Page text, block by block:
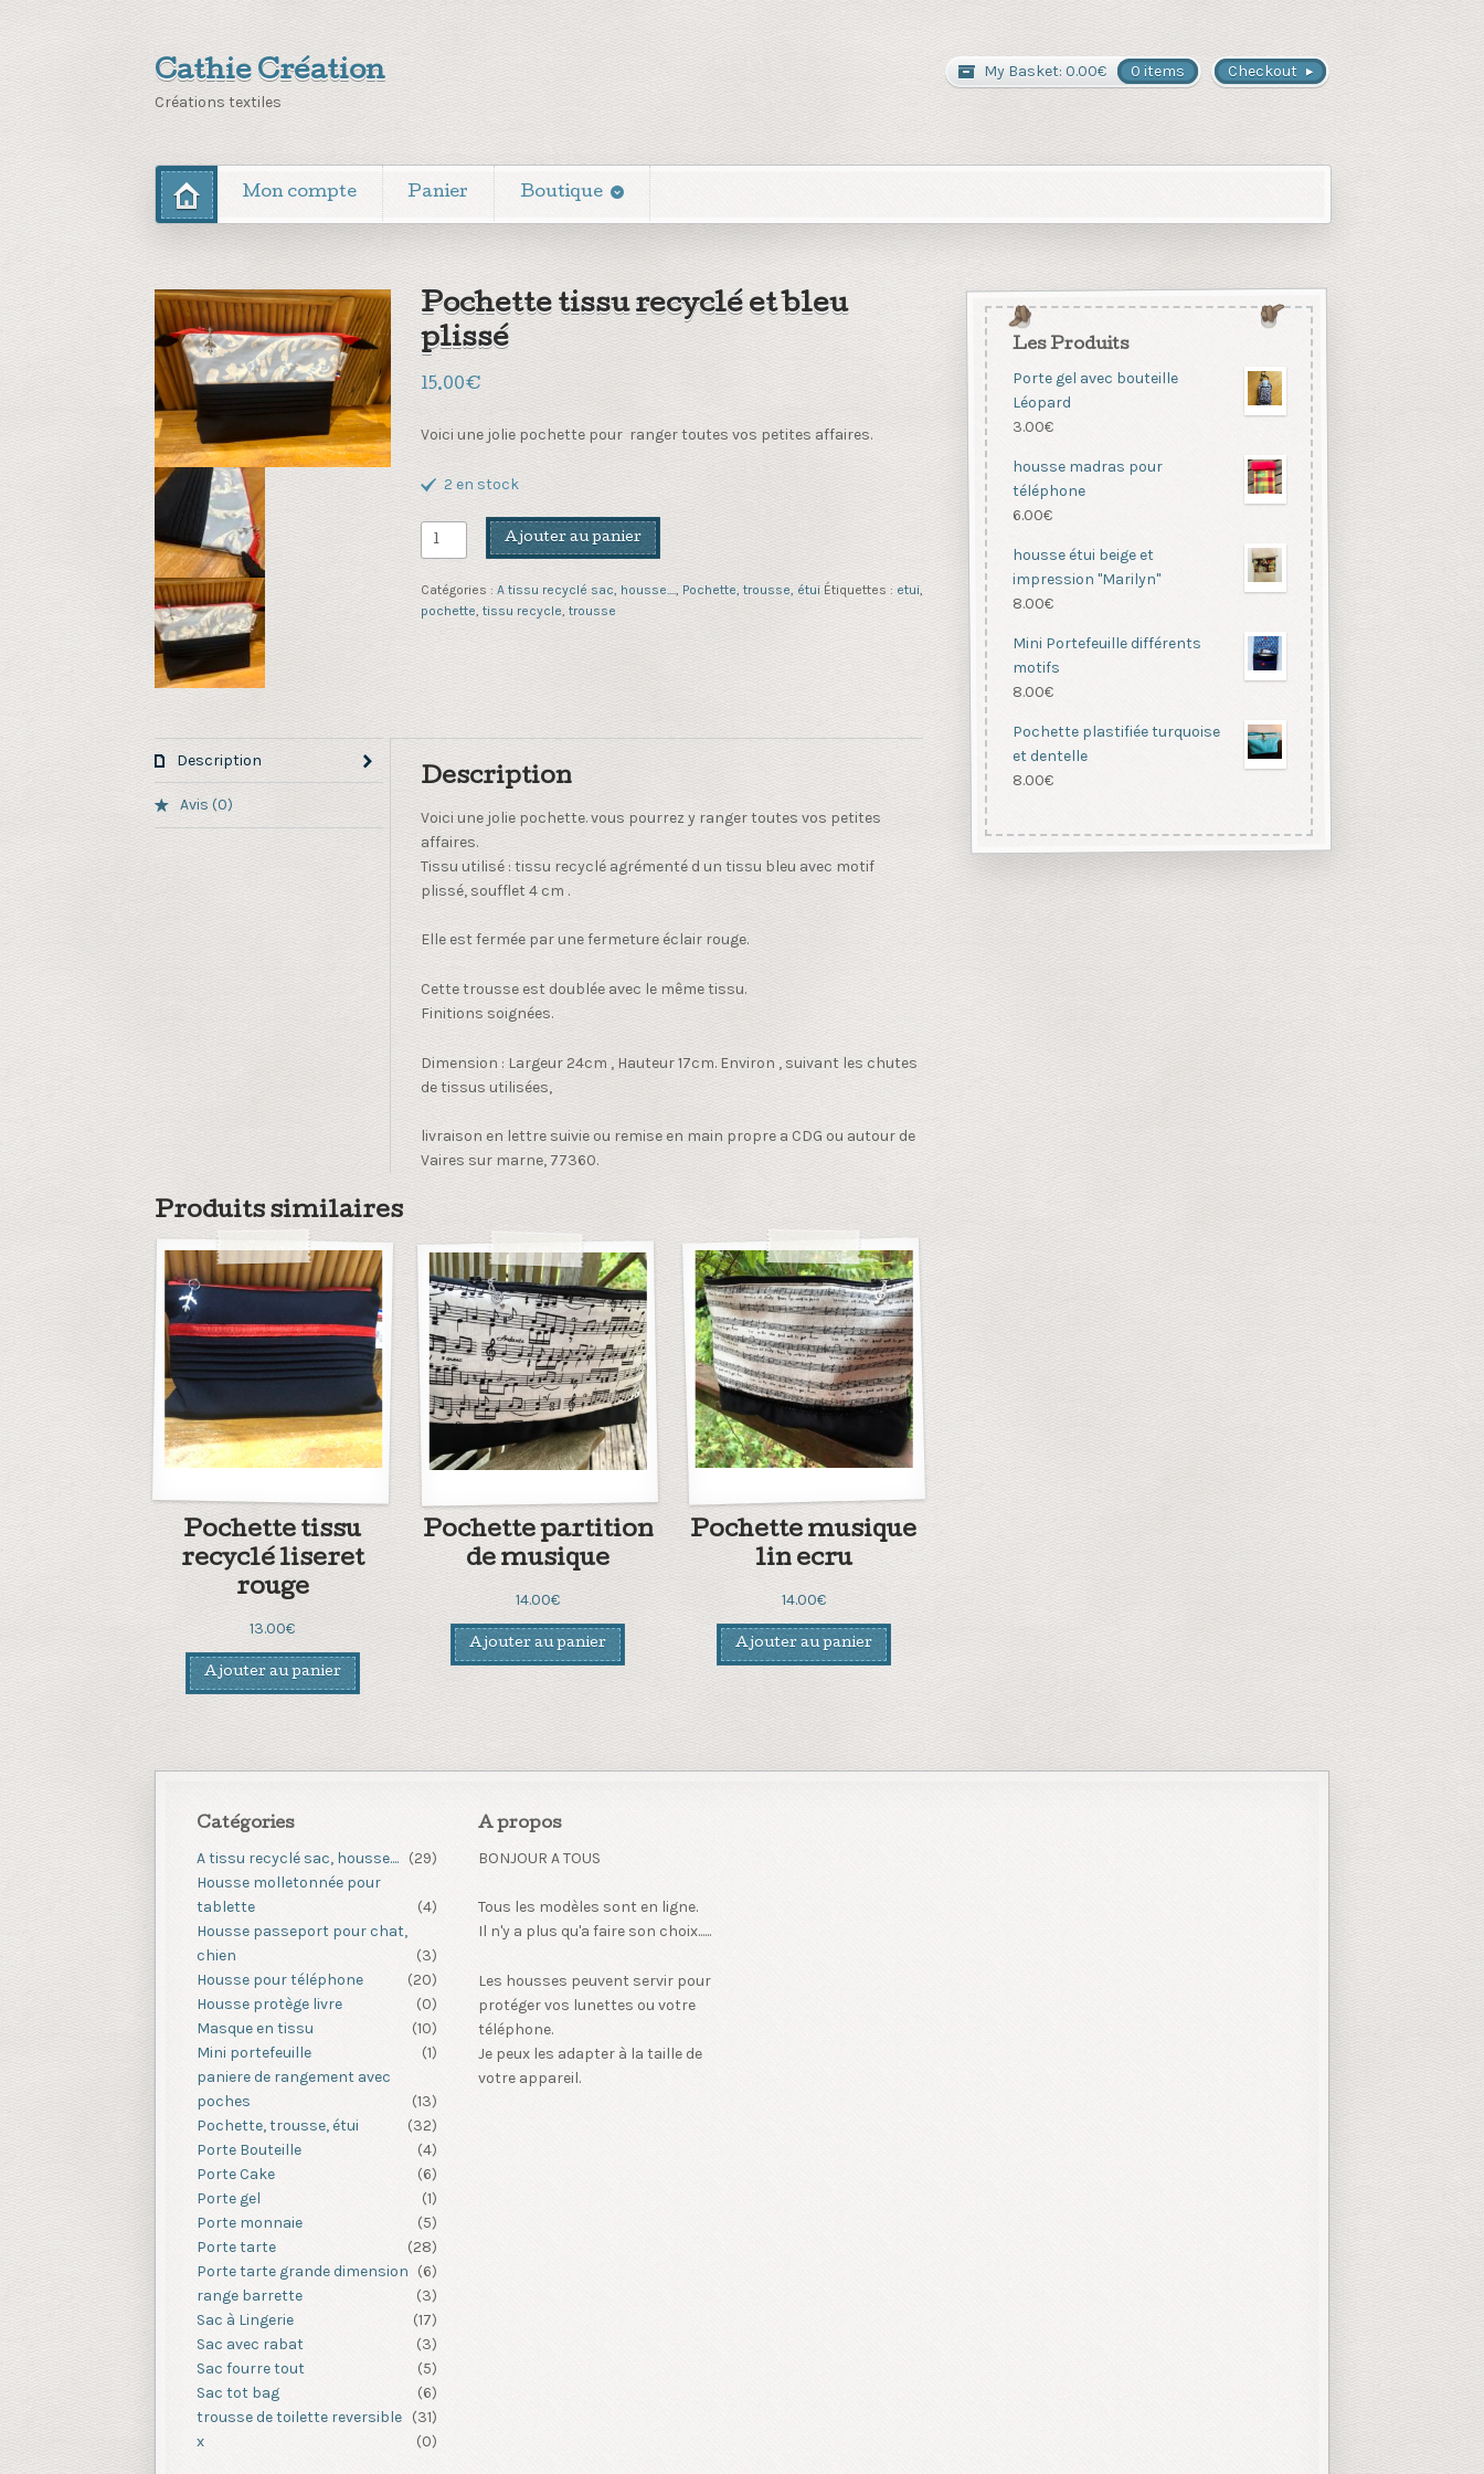
Cathie Création
Créations textiles
Checkout
My Basket: 0.00€ 0 items
Mon compte Panier Boutique
Pochette tissu recyclé et bleu
plissé
15.00€
Voici une jolie pochette pour ranger toutes vos petites affaires.
2 en stock
quantité
de
Pochette
tissu
Ajouter au panier
Catégories : A tissu recyclé sac, housse...., Pochette, trousse, étui Étiquettes : etui,
pochette, tissu recycle, trousse
Description
Avis (0)
Description
Voici une jolie pochette. vous pourrez y ranger toutes vos petites
affaires.
Tissu utilisé : tissu recyclé agrémenté d un tissu bleu avec motif
plissé, soufflet 4 cm .
Elle est fermée par une fermeture éclair rouge.
Cette trousse est doublée avec le même tissu.
Finitions soignées.
Dimension : Largeur 24cm , Hauteur 17cm. Environ , suivant les chutes
de tissus utilisées,
livraison en lettre suivie ou remise en main propre a CDG ou autour de
Vaires sur marne, 77360.
Produits similaires
Pochette tissu
recyclé liseret
rouge
13.00€
Ajouter au panier
Pochette partition
de musique
14.00€
Ajouter au panier
Pochette musique
lin ecru
14.00€
Ajouter au panier
Les Produits
Porte gel avec bouteille
Léopard
3.00€
housse madras pour
téléphone
6.00€
housse étui beige et
impression "Marilyn"
8.00€
Mini Portefeuille différents
motifs
8.00€
Pochette plastifiée turquoise
et dentelle
8.00€
Catégories
A tissu recyclé sac, housse.... (29)
Housse molletonnée pour
tablette
(4)
Housse passeport pour chat,
chien
(3)
Housse pour téléphone
(20)
Housse protège livre
(0)
Masque en tissu
(10)
Mini portefeuille
(1)
paniere de rangement avec
poches
(13)
Pochette, trousse, étui
(32)
Porte Bouteille
(4)
Porte Cake
(6)
Porte gel
(1)
Porte monnaie
(5)
Porte tarte
(28)
Porte tarte grande dimension (6)
range barrette
(3)
Sac à Lingerie
(17)
Sac avec rabat
(3)
Sac fourre tout
(5)
Sac tot bag
(6)
trousse de toilette reversible
(31)
x
(0)
A propos
BONJOUR A TOUS
Tous les modèles sont en ligne.
Il n'y a plus qu'a faire son choix......
Les housses peuvent servir pour
protéger vos lunettes ou votre
téléphone.
Je peux les adapter à la taille de
votre appareil.